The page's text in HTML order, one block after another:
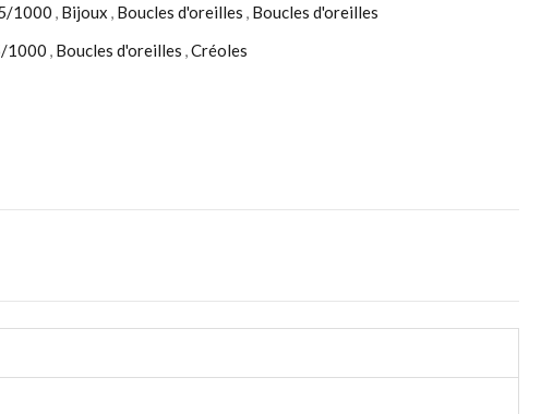
1000 , Bijoux , Boucles d'oreilles , Boucles d'oreilles
1000 , Boucles d'oreilles ,Créoles